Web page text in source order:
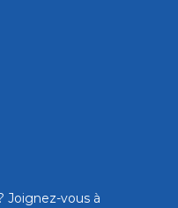
Joignez-vous à